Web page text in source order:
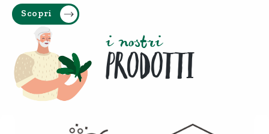
Scopri
i nostri
PRODOTTI